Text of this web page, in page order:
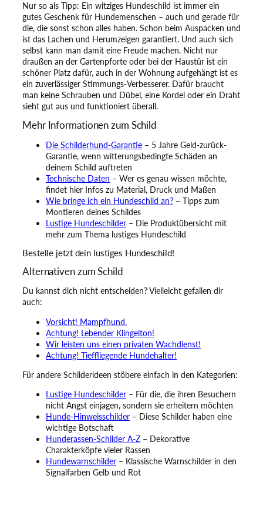
Nur so als Tipp: Ein witziges Hundeschild ist immer ein
gutes Geschenk für Hundemenschen – auch und gerade für
die, die sonst schon alles haben. Schon beim Auspacken und
ist das Lachen und Herumzeigen garantiert. Und auch sich
selbst kann man damit eine Freude machen. Nicht nur
draußen an der Gartenpforte oder bei der Haustür ist ein
schöner Platz dafür, auch in der Wohnung aufgehängt ist es
ein zuverlässiger Stimmungs-Verbesserer. Dafür braucht
man keine Schrauben und Dübel, eine Kordel oder ein Draht
sieht gut aus und funktioniert überall.
Mehr Informationen zum Schild
Die Schilderhund-Garantie – 5 Jahre Geld-zurück-
Garantie, wenn witterungsbedingte Schäden an
deinem Schild auftreten
Technische Daten – Wer es genau wissen möchte,
findet hier Infos zu Material, Druck und Maßen
Wie bringe ich ein Hundeschild an? – Tipps zum
Montieren deines Schildes
Lustige Hundeschilder – Die Produktübersicht mit
mehr zum Thema lustiges Hundeschild
Bestelle jetzt dein lustiges Hundeschild!
Alternativen zum Schild
Du kannst dich nicht entscheiden? Vielleicht gefallen dir
auch:
Vorsicht! Mampfhund.
Achtung! Lebender Klingelton!
Wir leisten uns einen privaten Wachdienst!
Achtung! Tieffliegende Hundehalter!
Für andere Schilderideen stöbere einfach in den Kategorien:
Lustige Hundeschilder – Für die, die ihren Besuchern
nicht Angst einjagen, sondern sie erheitern möchten
Hunde-Hinweisschilder – Diese Schilder haben eine
wichtige Botschaft
Hunderassen-Schilder A-Z – Dekorative
Charakterköpfe vieler Rassen
Hundewarnschilder – Klassische Warnschilder in den
Signalfarben Gelb und Rot